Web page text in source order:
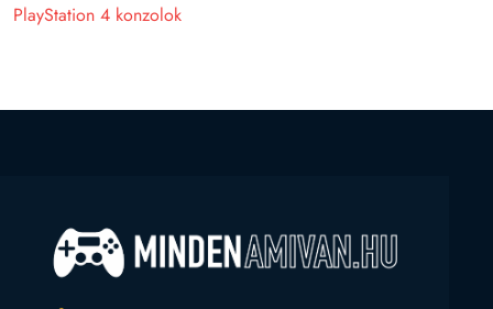
PlayStation 4 konzolok